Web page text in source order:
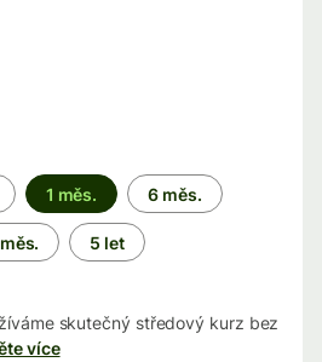
1 měs. 6 měs.
5 let
skutečný středový kurz bez
více